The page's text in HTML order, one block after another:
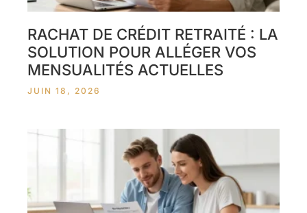
RACHAT DE CRÉDIT RETRAITÉ : LA
SOLUTION POUR ALLÉGER VOS
MENSUALITÉS ACTUELLES
JUIN 18, 2026